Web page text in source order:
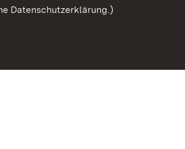
Datenschutzerklärung.)